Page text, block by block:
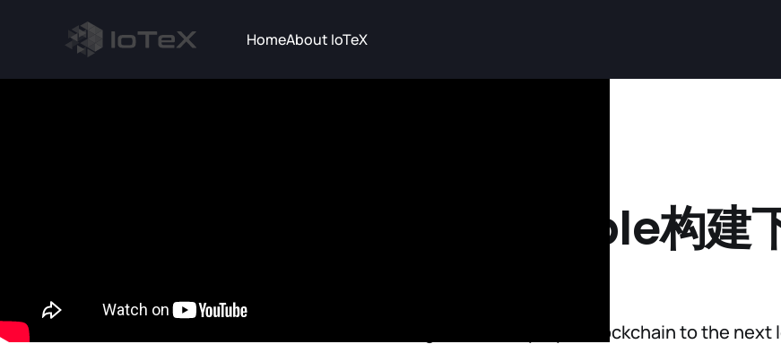
HomeAbout IoTeX
与IoTeX的Pebble构建
What new building blocks will propel blockchain to the next